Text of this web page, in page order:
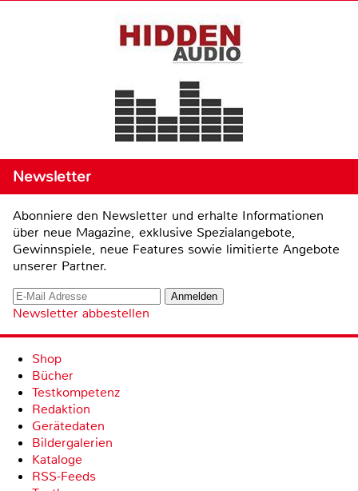
Newsletter
Abonniere den Newsletter und erhalte Informationen
über neue Magazine, exklusive Spezialangebote,
Gewinnspiele, neue Features sowie limitierte Angebote
unserer Partner.
Newsletter abbestellen
Shop
Bücher
Testkompetenz
Redaktion
Gerätedaten
Bildergalerien
Kataloge
RSS-Feeds